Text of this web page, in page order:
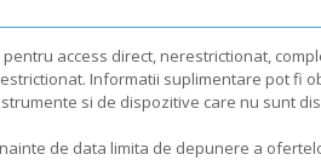
access direct, nerestrictionat,
Informatii suplimentare pot fi
si de dispozitive care nu sunt
de data limita de depunere a